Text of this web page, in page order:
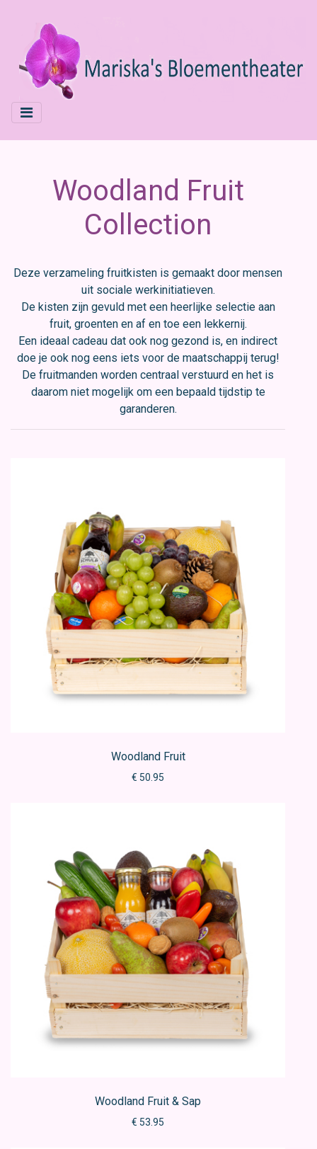
Woodland Fruit
Collection
Deze verzameling fruitkisten is gemaakt door mensen
uit sociale werkinitiatieven.
De kisten zijn gevuld met een heerlijke selectie aan
fruit, groenten en af en toe een lekkernij.
Een ideaal cadeau dat ook nog gezond is, en indirect
doe je ook nog eens iets voor de maatschappij terug!
De fruitmanden worden centraal verstuurd en het is
daarom niet mogelijk om een bepaald tijdstip te
garanderen.
Woodland Fruit
€ 50.95
Woodland Fruit & Sap
€ 53.95